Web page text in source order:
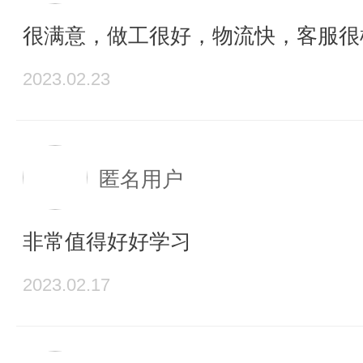
很满意，做工很好，物流快，客服
2023.02.23
匿名用户
非常值得好好学习
2023.02.17